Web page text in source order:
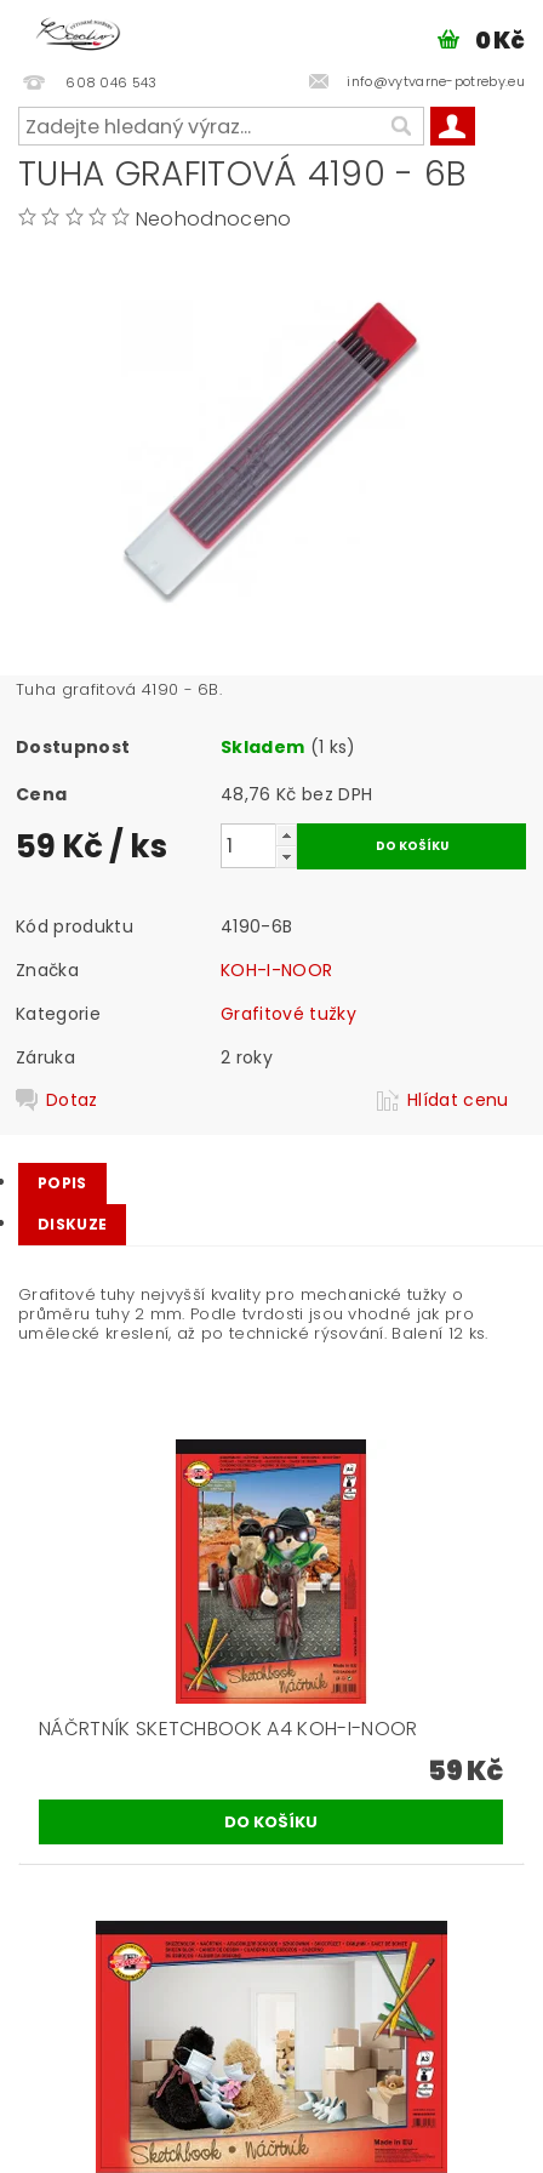
608 046 543 info@vytvarne-potreby.eu
0 Kč
TUHA GRAFITOVÁ 4190 - 6B
Neohodnoceno
Tuha grafitová 4190 - 6B.
Dostupnost Skladem (1 ks)
Cena
48,76 Kč bez DPH
59 Kč/ ks
Kód produktu
4190-6B
Značka
KOH-I-NOOR
Kategorie
Grafitové tužky
Záruka
2 roky
Dotaz
Hlídat cenu
POPIS
DISKUZE
Grafitové tuhy nejvyšší kvality pro mechanické tužky o
průměru tuhy 2 mm. Podle tvrdosti jsou vhodné jak pro
umělecké kreslení, až po technické rýsování. Balení 12 ks.
NÁČRTNÍK SKETCHBOOK A4 KOH-I-NOOR
59 Kč